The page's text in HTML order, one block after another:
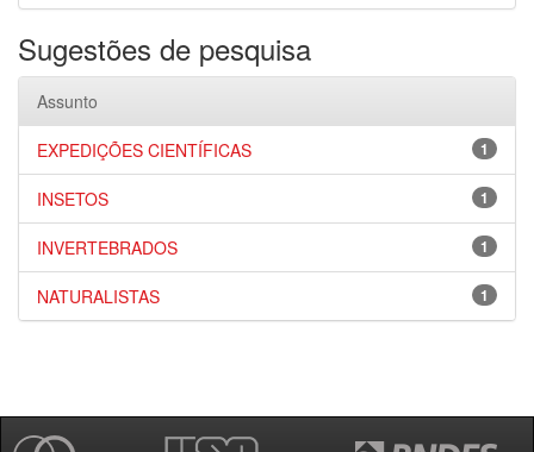
Sugestões de pesquisa
Assunto
1
EXPEDIÇÕES CIENTÍFICAS
1
INSETOS
1
INVERTEBRADOS
1
NATURALISTAS